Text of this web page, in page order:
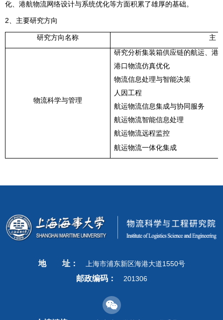
化、港航物流网络设计与系统优化等方面积累了雄厚的基础。
2、主要研究方向
研究方向名称 主
物流科学与管理
研究分析集装箱供应链的航运、港
港口物流仿真优化
物流信息处理与智能决策
人因工程
航运物流信息集成与协同服务
航运物流智能信息处理
航运物流远程监控
航运物流一体化集成
地 址： 上海市浦东新区海港大道1550号
邮政编码： 201306